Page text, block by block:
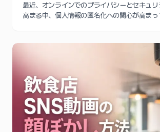
最近、オンラインでのプライバシーとセキュ
高まる中、個人情報の匿名化への関心が高ま
編集する際には、他人の顔や車のナンバープレ
イクやぼかしをかける必要があるさまざまな理
ず見ていきましょう。 動画にモザイ